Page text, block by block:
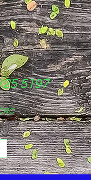
5197
Precio